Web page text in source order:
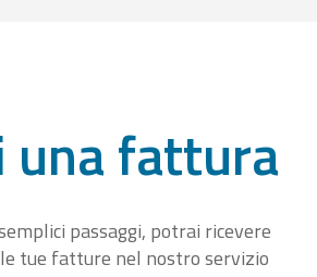
una fattura
passaggi, potrai ricevere
tue fatture nel nostro servizio